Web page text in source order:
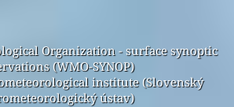
Organization - surface synoptic
(WMO-SYNOP)
institute (Slovenský
ústav)